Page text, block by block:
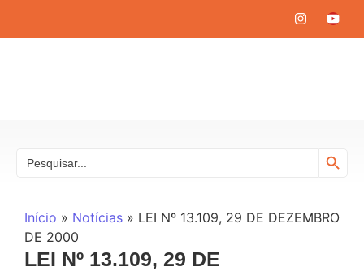
for:
Início » Notícias » LEI Nº 13.109, 29 DE DEZEMBRO
DE 2000
LEI Nº 13.109, 29 DE